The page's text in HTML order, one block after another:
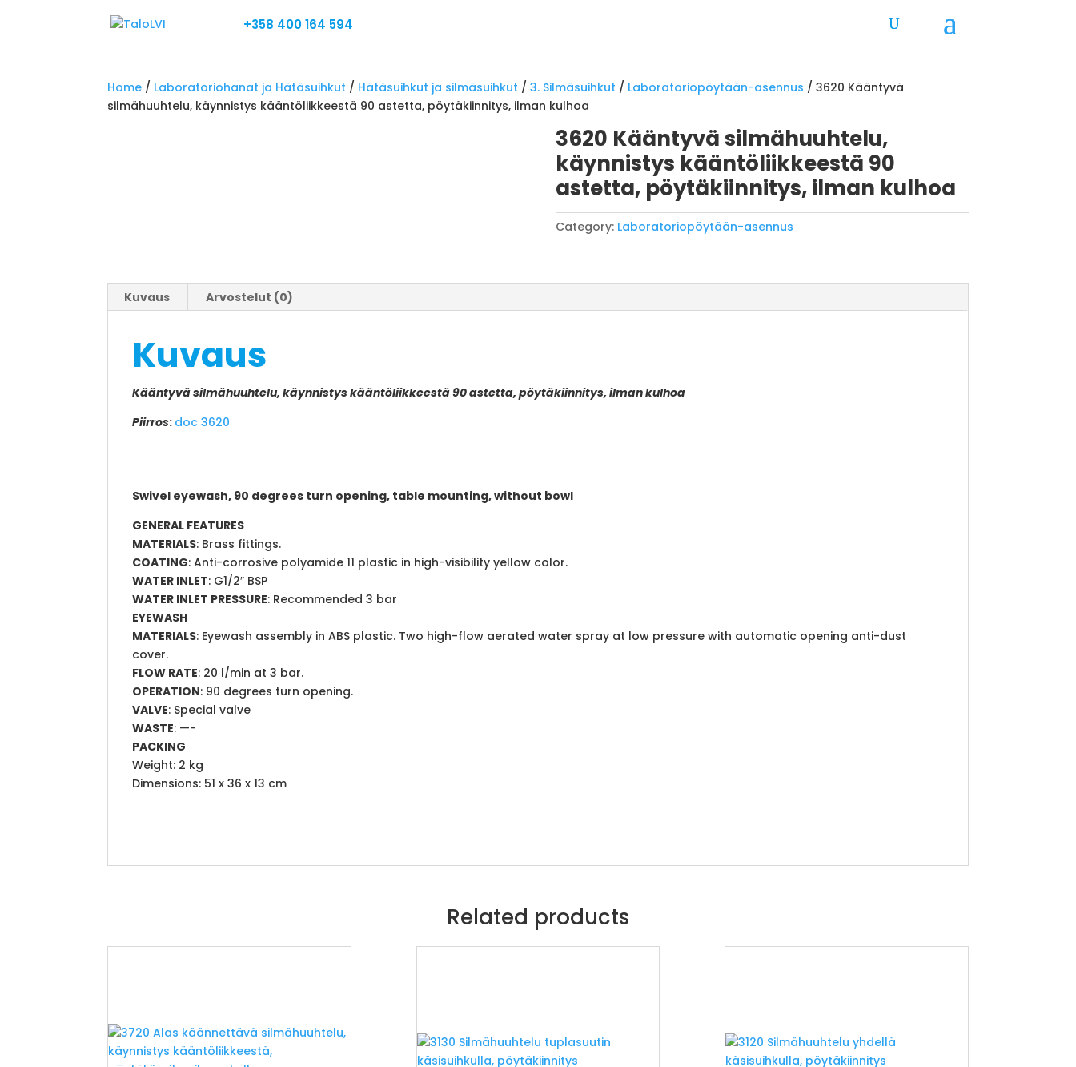
+358 400 164 594
Home / Laboratoriohanat ja Hätäsuihkut / Hätäsuihkut ja silmäsuihkut /3. Silmäsuihkut / Laboratoriopöytään-asennus / 3620 Kääntyvä
silmähuuhtelu, käynnistys kääntöliikkeestä 90 astetta, pöytäkiinnitys, ilman kulhoa
3620 Kääntyvä silmähuuhtelu,
käynnistys kääntöliikkeestä 90
astetta, pöytäkiinnitys, ilman kulhoa
Category: Laboratoriopöytään-asennus
Kuvaus Arvostelut (0)
Kuvaus
Kääntyvä silmähuuhtelu, käynnistys kääntöliikkeestä 90 astetta, pöytäkiinnitys, ilman kulhoa
Piirros: doc 3620
Swivel eyewash, 90 degrees turn opening, table mounting, without bowl
GENERAL FEATURES
MATERIALS: Brass fittings.
COATING: Anti-corrosive polyamide 11 plastic in high-visibility yellow color.
WATER INLET: G1/2″ BSP
WATER INLET PRESSURE: Recommended 3 bar
EYEWASH
MATERIALS: Eyewash assembly in ABS plastic. Two high-flow aerated water spray at low pressure with automatic opening anti-dust
cover.
FLOW RATE: 20 l/min at 3 bar.
OPERATION: 90 degrees turn opening.
VALVE: Special valve
WASTE: —-
PACKING
Weight: 2 kg
Dimensions: 51 x 36 x 13 cm
Related products